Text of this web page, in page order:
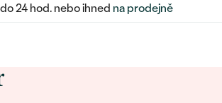
24 hod. nebo ihned na prodejně